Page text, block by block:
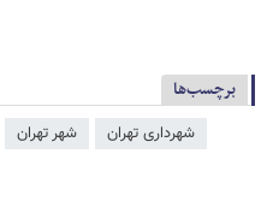
برچسب‌ها
شهرداری تهران شهر تهران